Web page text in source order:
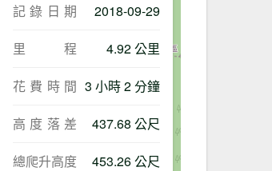
記錄日期 2018-09-29
里程 4.92 公里
花費時間 3 小時 2 分鐘
高度落差 437.68 公尺
總爬升高度 453.26 公尺